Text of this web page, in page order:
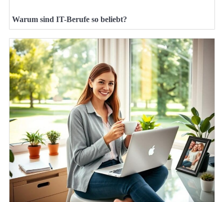
Warum sind IT-Berufe so beliebt?